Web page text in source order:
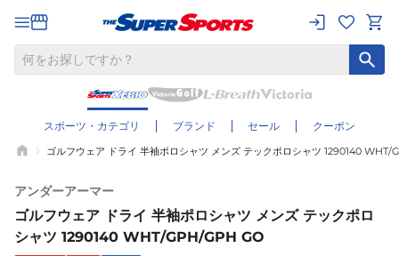
スポーツ・カテゴリ ブランド セール クーポン
ゴルフウェア ドライ 半袖ポロシャツ メンズ テックポロシャツ 1290140
アンダーアーマー
ゴルフウェア ドライ 半袖ポロシャツ メンズ テックポロ
シャツ 1290140 WHT/GPH/GPH GO